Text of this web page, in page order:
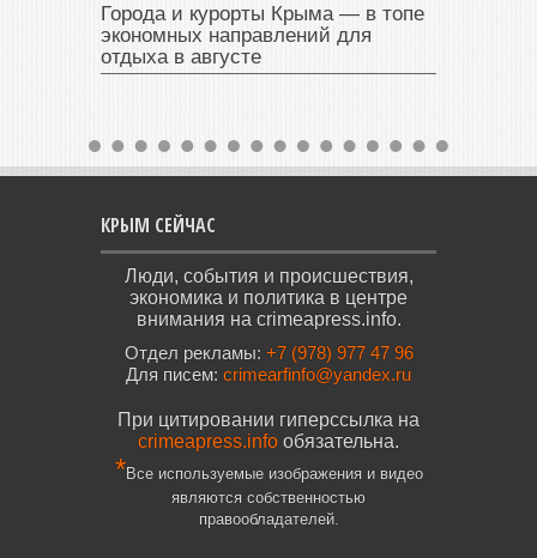
Города и курорты Крыма — в топе
экономных направлений для
отдыха в августе
КРЫМ СЕЙЧАС
Люди, события и происшествия,
экономика и политика в центре
внимания на crimeapress.info.
Отдел рекламы: +7 (978) 977 47 96
Для писем: crimearfinfo@yandex.ru
При цитировании гиперссылка на
crimeapress.info обязательна.
*Все используемые изображения и видео
являются собственностью
правообладателей.